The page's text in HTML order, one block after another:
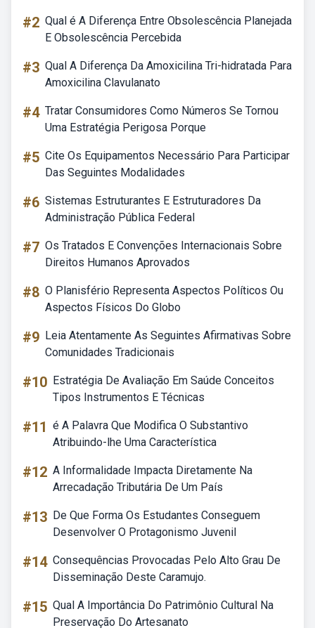
#2 Qual é A Diferença Entre Obsolescência Planejada
E Obsolescência Percebida
#3 Qual A Diferença Da Amoxicilina Tri-hidratada Para
Amoxicilina Clavulanato
#4 Tratar Consumidores Como Números Se Tornou
Uma Estratégia Perigosa Porque
#5 Cite Os Equipamentos Necessário Para Participar
Das Seguintes Modalidades
#6 Sistemas Estruturantes E Estruturadores Da
Administração Pública Federal
#7 Os Tratados E Convenções Internacionais Sobre
Direitos Humanos Aprovados
#8 O Planisfério Representa Aspectos Políticos Ou
Aspectos Físicos Do Globo
#9 Leia Atentamente As Seguintes Afirmativas Sobre
Comunidades Tradicionais
#10 Estratégia De Avaliação Em Saúde Conceitos
Tipos Instrumentos E Técnicas
#11 é A Palavra Que Modifica O Substantivo
Atribuindo-lhe Uma Característica
#12 A Informalidade Impacta Diretamente Na
Arrecadação Tributária De Um País
#13 De Que Forma Os Estudantes Conseguem
Desenvolver O Protagonismo Juvenil
#14 Consequências Provocadas Pelo Alto Grau De
Disseminação Deste Caramujo.
#15 Qual A Importância Do Patrimônio Cultural Na
Preservação Do Artesanato